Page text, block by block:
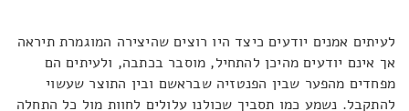
לעיתים אמנים יודעים כיצד היו רוצים שהיצירה המוגמרת תיראה
אך אינם יודעים מהיכן להתחיל, מוסבר בכתבה, ולעיתים הם
מפחדים מהפער שבין הפנטזיה שבראשם ובין התוצר שעשוי
להתקבל. נשמע כמו תסביך שכולנו עלולים לחוות מול כל התחלה